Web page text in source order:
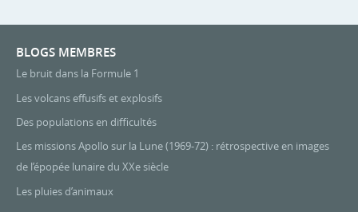
BLOGS MEMBRES
Le bruit dans la Formule 1
Les volcans effusifs et explosifs
Des populations en difficultés
Les missions Apollo sur la Lune (1969-72) : rétrospective en images
de l’épopée lunaire du XXe siècle
Les pluies d’animaux